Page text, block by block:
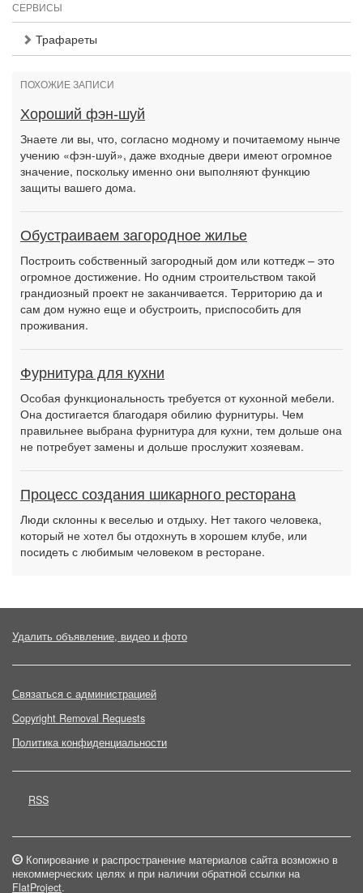
СЕРВИСЫ
Трафареты
ПОХОЖИЕ ЗАПИСИ
Хороший фэн-шуй
Знаете ли вы, что, согласно модному и почитаемому нынче
учению «фэн-шуй», даже входные двери имеют огромное
значение, поскольку именно они выполняют функцию
защиты вашего дома.
Обустраиваем загородное жилье
Построить собственный загородный дом или коттедж – это
огромное достижение. Но одним строительством такой
грандиозный проект не заканчивается. Территорию да и
сам дом нужно еще и обустроить, приспособить для
проживания.
Фурнитура для кухни
Особая функциональность требуется от кухонной мебели.
Она достигается благодаря обилию фурнитуры. Чем
правильнее выбрана фурнитура для кухни, тем дольше она
не потребует замены и дольше прослужит хозяевам.
Процесс создания шикарного ресторана
Люди склонны к веселью и отдыху. Нет такого человека,
который не хотел бы отдохнуть в хорошем клубе, или
посидеть с любимым человеком в ресторане.
Удалить объявление, видео и фото
Связаться с администрацией
Copyright Removal Requests
Политика конфиденциальности
RSS
Копирование и распространение материалов сайта возможно в
некоммерческих целях и при наличии обратной ссылки на
FlatProject.